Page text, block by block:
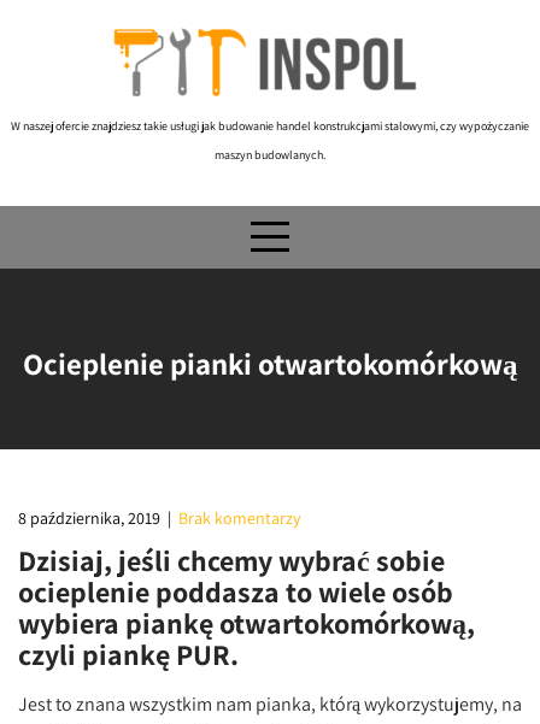
W naszej ofercie znajdziesz takie usługi jak budowanie handel konstrukcjami stalowymi, czy wypożyczanie
maszyn budowlanych.
Ocieplenie pianki otwartokomórkową
8 października, 2019 | Brak komentarzy
Dzisiaj, jeśli chcemy wybrać sobie
ocieplenie poddasza to wiele osób
wybiera piankę otwartokomórkową,
czyli piankę PUR.
Jest to znana wszystkim nam pianka, którą wykorzystujemy, na